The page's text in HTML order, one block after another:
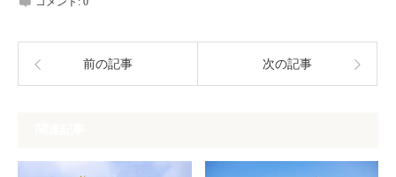
前の記事 次の記事